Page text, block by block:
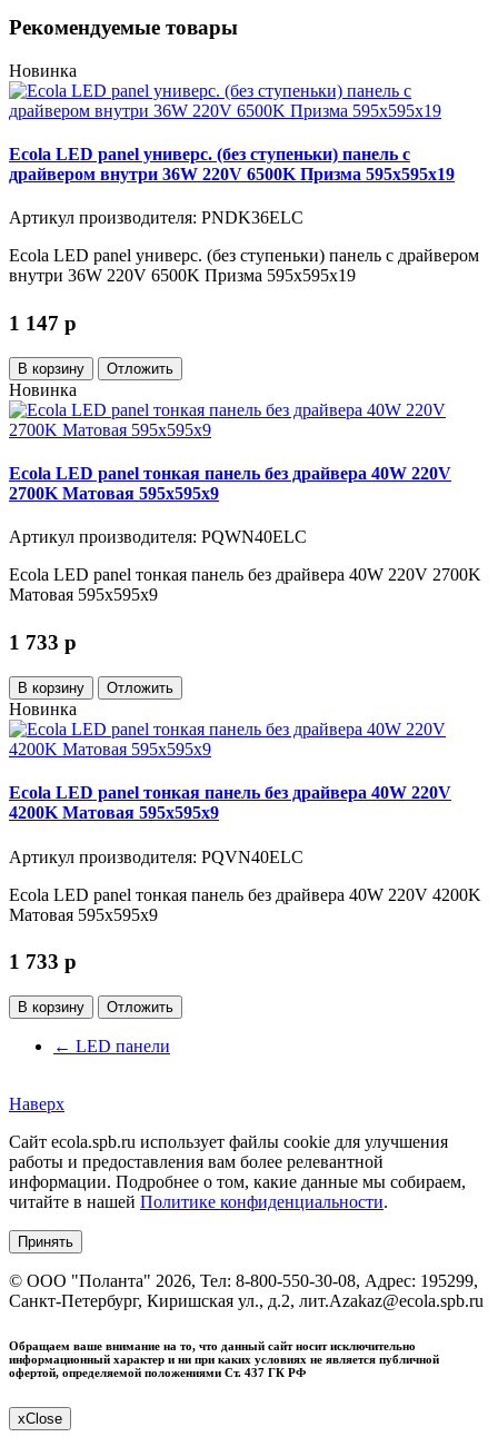
Рекомендуемые товары
Новинка
Ecola LED panel универс. (без ступеньки) панель с
драйвером внутри 36W 220V 6500K Призма 595x595x19
Артикул производителя: PNDK36ELC
Ecola LED panel универс. (без ступеньки) панель с драйвером
внутри 36W 220V 6500K Призма 595x595x19
1 147 p
В корзину Отложить
Новинка
Ecola LED panel тонкая панель без драйвера 40W 220V
2700K Матовая 595x595x9
Артикул производителя: PQWN40ELC
Ecola LED panel тонкая панель без драйвера 40W 220V 2700K
Матовая 595x595x9
1 733 p
В корзину Отложить
Новинка
Ecola LED panel тонкая панель без драйвера 40W 220V
4200K Матовая 595x595x9
Артикул производителя: PQVN40ELC
Ecola LED panel тонкая панель без драйвера 40W 220V 4200K
Матовая 595x595x9
1 733 p
В корзину Отложить
← LED панели
Наверх
Сайт ecola.spb.ru использует файлы cookie для улучшения
работы и предоставления вам более релевантной
информации. Подробнее о том, какие данные мы собираем,
читайте в нашей Политике конфиденциальности.
Принять
© ООО "Поланта" 2026, Тел: 8-800-550-30-08, Адрес: 195299,
Санкт-Петербург, Киришская ул., д.2, лит.Аzakaz@ecola.spb.ru
Обращаем ваше внимание на то, что данный сайт носит исключительно
информационный характер и ни при каких условиях не является публичной
офертой, определяемой положениями Ст. 437 ГК РФ
xClose